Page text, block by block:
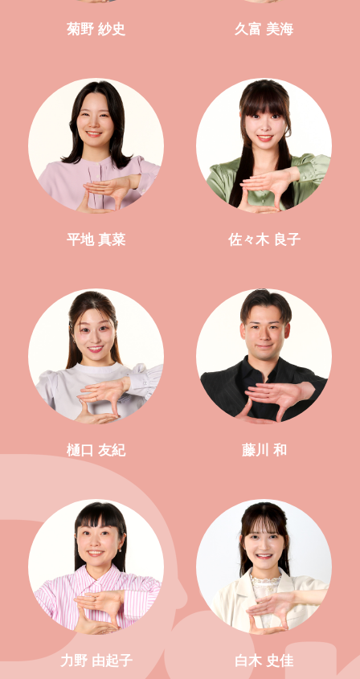
菊野 紗史 久富 美海
平地 真菜 佐々木 良子
樋口 友紀 藤川 和
力野 由起子 白木 史佳